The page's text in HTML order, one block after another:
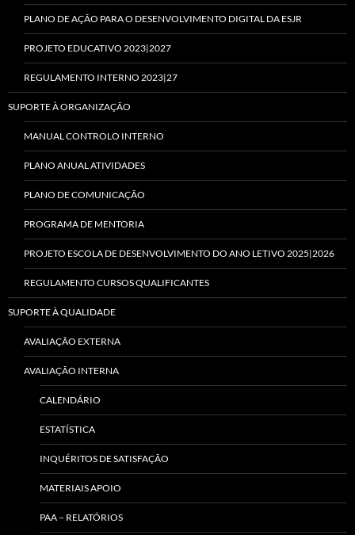
PLANO DE AÇÃO PARA O DESENVOLVIMENTO DIGITAL DA ESJR
PROJETO EDUCATIVO 2023|2027
REGULAMENTO INTERNO 2023|27
SUPORTE À ORGANIZAÇÃO
MANUAL CONTROLO INTERNO
PLANO ANUAL ATIVIDADES
PLANO DE COMUNICAÇÃO
PROGRAMA DE MENTORIA
PROJETO ESCOLA DE DESENVOLVIMENTO DO ANO LETIVO 2025|2026
REGULAMENTO CURSOS QUALIFICANTES
SUPORTE À QUALIDADE
AVALIAÇÃO EXTERNA
AVALIAÇÃO INTERNA
CALENDÁRIO
ESTATÍSTICA
INQUÉRITOS DE SATISFAÇÃO
MATERIAIS APOIO
PAA – RELATÓRIOS